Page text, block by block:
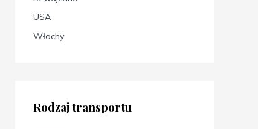
USA
Włochy
Rodzaj transportu